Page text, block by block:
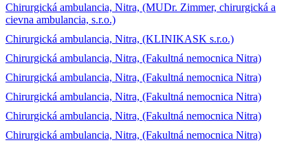
Chirurgická ambulancia, Nitra, (MUDr. Zimmer, chirurgická a
cievna ambulancia, s.r.o.)
Chirurgická ambulancia, Nitra, (KLINIKASK s.r.o.)
Chirurgická ambulancia, Nitra, (Fakultná nemocnica Nitra)
Chirurgická ambulancia, Nitra, (Fakultná nemocnica Nitra)
Chirurgická ambulancia, Nitra, (Fakultná nemocnica Nitra)
Chirurgická ambulancia, Nitra, (Fakultná nemocnica Nitra)
Chirurgická ambulancia, Nitra, (Fakultná nemocnica Nitra)